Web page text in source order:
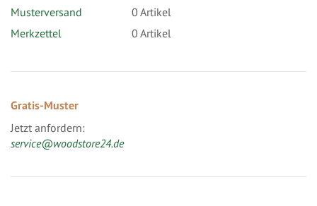
Musterversand 0 Artikel
Merkzettel
0 Artikel
Gratis-Muster
Jetzt anfordern:
service@woodstore24.de